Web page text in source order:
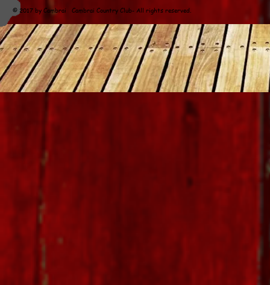
© 2017 by Cambrai Cambrai Country Club- All rights reserved